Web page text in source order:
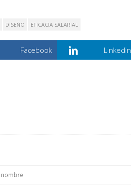
DISEÑO EFICACIA SALARIAL
Facebook Linkedin